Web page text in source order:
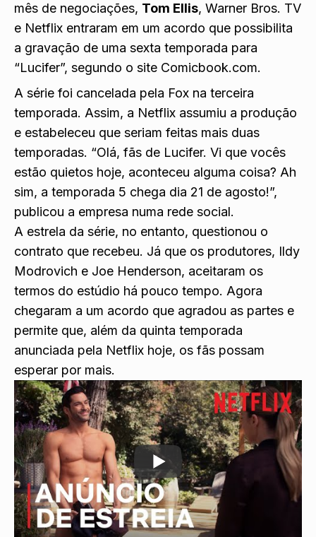
mês de negociações, Tom Ellis, Warner Bros. TV
e Netflix entraram em um acordo que possibilita
a gravação de uma sexta temporada para
“Lucifer”, segundo o site Comicbook.com.
A série foi cancelada pela Fox na terceira
temporada. Assim, a Netflix assumiu a produção
e estabeleceu que seriam feitas mais duas
temporadas. “Olá, fãs de Lucifer. Vi que vocês
estão quietos hoje, aconteceu alguma coisa? Ah
sim, a temporada 5 chega dia 21 de agosto!”,
publicou a empresa numa rede social.
A estrela da série, no entanto, questionou o
contrato que recebeu. Já que os produtores, Ildy
Modrovich e Joe Henderson, aceitaram os
termos do estúdio há pouco tempo. Agora
chegaram a um acordo que agradou as partes e
permite que, além da quinta temporada
anunciada pela Netflix hoje, os fãs possam
esperar por mais.